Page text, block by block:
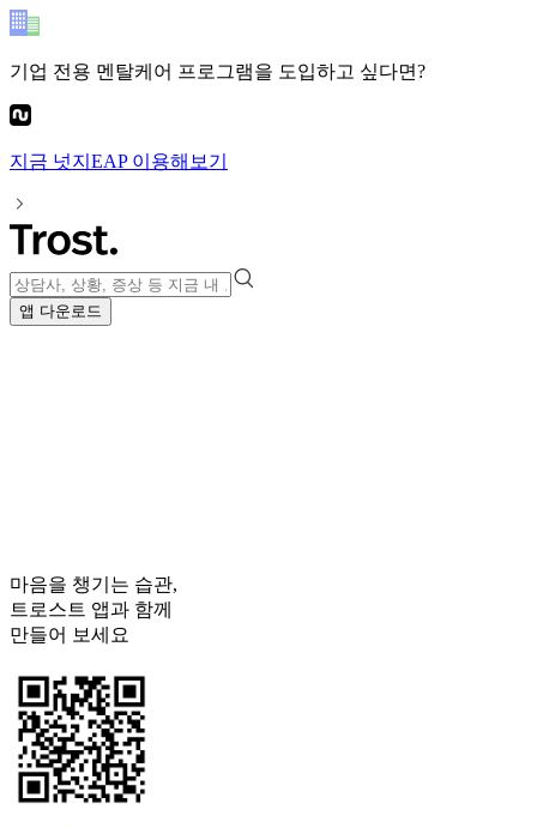
기업 전용 멘탈케어 프로그램을 도입하고 싶다면?
지금 넛지EAP이용해보기
앱 다운로드
마음을 챙기는 습관,
트로스트 앱과 함께
만들어 보세요